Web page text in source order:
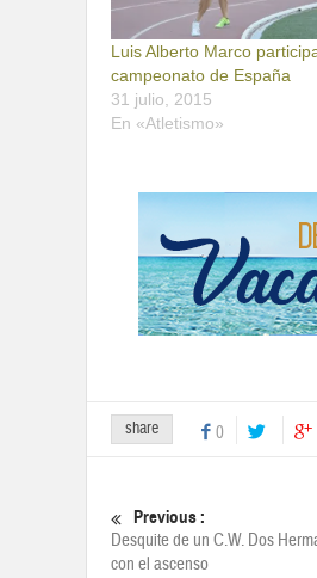
Luis Alberto Marco
campeonato de España
31 julio, 2015
En «Atletismo»
share 0
Previous :
Desquite de un C.W. Dos
con el ascenso